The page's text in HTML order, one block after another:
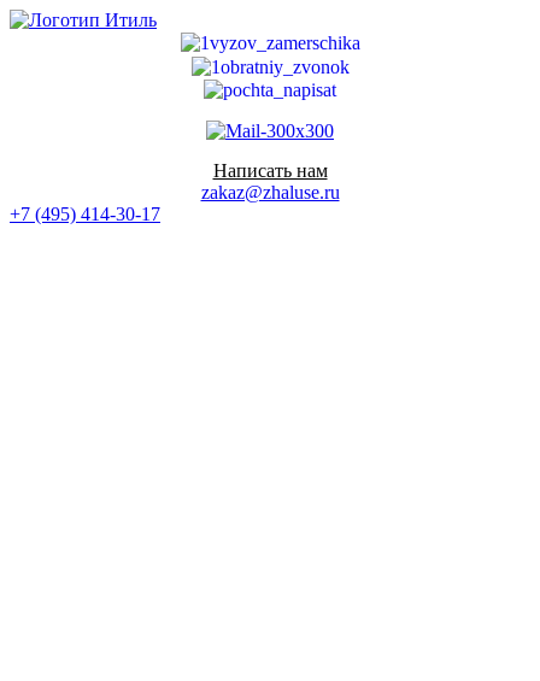
Перейти
Написать нам
zakaz@zhaluse.ru
+7 (495) 414-30-17‬